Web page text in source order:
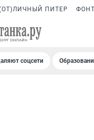
ПИТЕР
соцсети